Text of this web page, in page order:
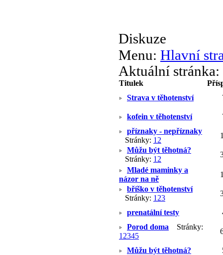
Diskuze
Menu: Hlavní
Aktuální stránka:
Titulek
Strava v těhotenství
kofein v těhotenství
příznaky - nepříznaky
Stránky: 1 2
Můžu být těhotná?
Stránky: 1 2
Mladé maminky a
názor na ně
bříško v těhotenství
Stránky: 1 23
prenatální testy
Porod doma
Stránky:
1 2345
Můžu být těhotná?